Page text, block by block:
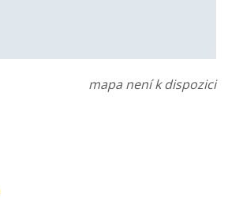
mapa není k dispozici